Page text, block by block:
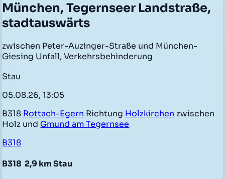
München, Tegernseer Landstraße,
stadtauswärts
zwischen Peter-Auzinger-Straße und München-
Giesing Unfall, Verkehrsbehinderung
Stau
05.08.26, 13:05
B318 Rottach-Egern Richtung Holzkirchen zwischen
Holz und Gmund am Tegernsee
B318
B318 2,9 km Stau